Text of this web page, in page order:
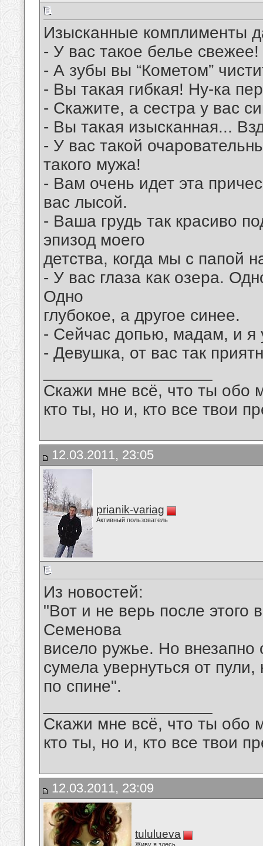
Изысканные комплименты
- У вас такое белье свежее!
- А зубы вы “Кометом”
- Вы такая гибкая! Ну-ка
- Скажите, а сестра у вас
- Вы такая изысканная...
- У вас такой
такого мужа!
- Вам очень идет эта
вас лысой.
- Ваша грудь так красиво
эпизод моего
детства, когда мы с папой
- У вас глаза как озера.
Одно
глубокое, а другое синее.
- Сейчас допью, мадам, и я
- Девушка, от вас так
Скажи мне всё, что ты обо
кто ты, но и, кто все твои
12.03.2011, 23:05
prianik-variag
Активный пользователь
Из новостей:
"Вот и не верь после этого
Семенова
висело ружье. Но
сумела увернуться от
по спине".
Скажи мне всё, что ты обо
кто ты, но и, кто все твои
12.03.2011, 23:09
tululueva
Живу я здесь